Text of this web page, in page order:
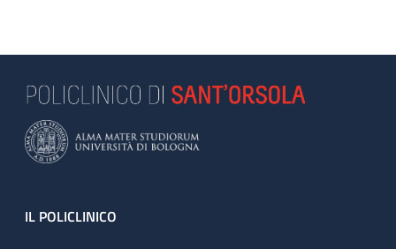
Footer
IL POLICLINICO